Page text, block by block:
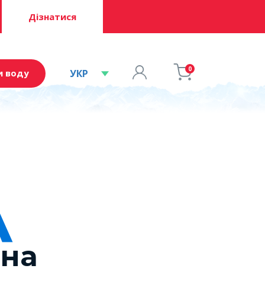
Дізнатися
воду УКР 0